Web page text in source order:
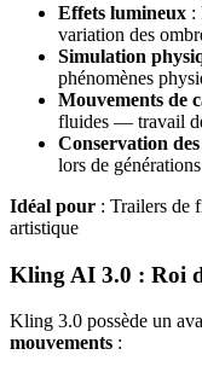
Effets lumineux :
variation des
Simulation
phénomènes
Mouvements de
fluides — travail
Conservation
lors de
Idéal pour : Trailers de
artistique
Kling AI 3.0 : Roi
Kling 3.0 possède un
mouvements :